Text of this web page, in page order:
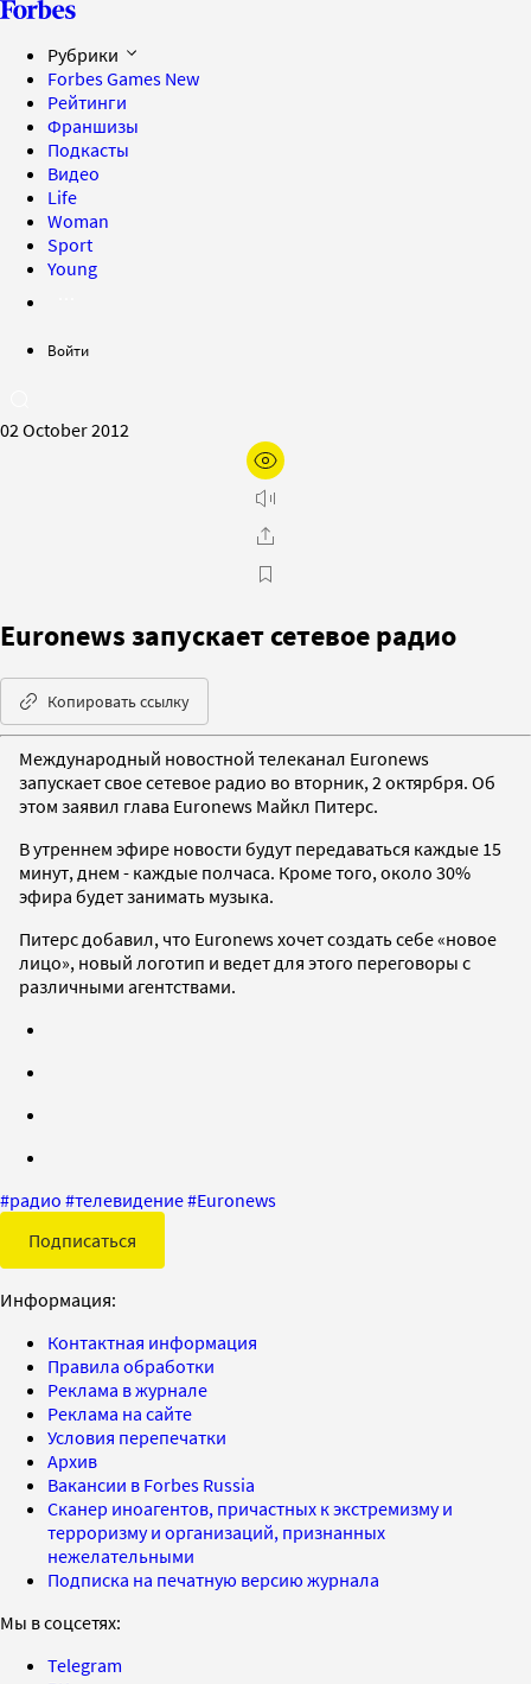
Рубрики
Forbes Games New
Рейтинги
Франшизы
Подкасты
Видео
Life
Woman
Sport
Young
Войти
02 October 2012
Euronews запускает сетевое радио
Копировать ссылку
Международный новостной телеканал Euronews
запускает свое сетевое радио во вторник, 2 октярбря. Об
этом заявил глава Euronews Майкл Питерс.
В утреннем эфире новости будут передаваться каждые 15
минут, днем - каждые полчаса. Кроме того, около 30%
эфира будет занимать музыка.
Питерс добавил, что Euronews хочет создать себе «новое
лицо», новый логотип и ведет для этого переговоры с
различными агентствами.
#радио #телевидение#Euronews
Подписаться
Информация:
Контактная информация
Правила обработки
Реклама в журнале
Реклама на сайте
Условия перепечатки
Архив
Вакансии в Forbes Russia
Сканер иноагентов, причастных к экстремизму и
терроризму и организаций, признанных
нежелательными
Подписка на печатную версию журнала
Мы в соцсетях:
Telegram